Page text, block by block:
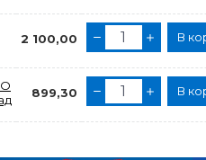
2 100,00 В
899,30 В